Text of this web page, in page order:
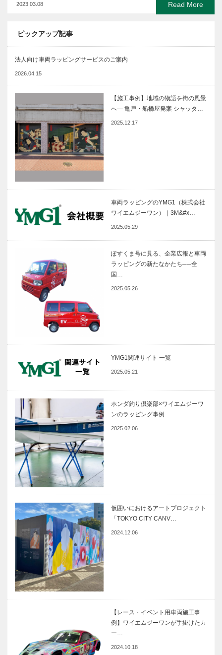
Read More
2023.03.08
ピックアップ記事
法人向け車両ラッピングサービスのご案内
2026.04.15
【施工事例】地域の物語を街の風景
へ― 亀戸・船橋屋発案 シャッタ…
2025.12.17
車両ラッピングのYMG1（株式会社
ワイエムジーワン）｜3M&#x…
2025.05.29
ぽすくま号に見る、企業広報と車両
ラッピングの新たなかたち──全
国…
2025.05.26
YMG1関連サイト 一覧
2025.05.21
ホンダ釣り倶楽部×ワイエムジーワ
ンのラッピング事例
2025.02.06
仮囲いにおけるアートプロジェクト
「TOKYO CITY CANV…
2024.12.06
【レース・イベント用車両施工事
例】ワイエムジーワンが手掛けたカ
ー…
2024.10.18